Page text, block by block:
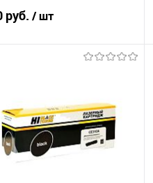
руб. / шт
Купить в 1 клик
Сравнение
В избранное
В наличии